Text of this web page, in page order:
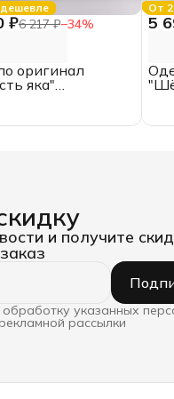
₽6 217 ₽−34%
оригинал
яка"
От
5
и получите
указанных
рассылки